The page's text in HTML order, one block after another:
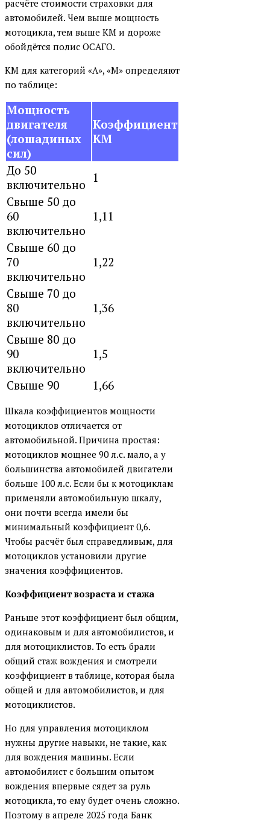
расчёте стоимости страховки для
автомобилей. Чем выше мощность
мотоцикла, тем выше КМ и дороже
обойдётся полис ОСАГО.
КМ для категорий «А», «М» определяют
по таблице:
Мощность
двигателя
(лошадиных
сил)
Коэффициент
КМ
До 50
включительно 1
Свыше 50 до
60
включительно
1,11
Свыше 60 до
70
включительно
1,22
Свыше 70 до
80
включительно
1,36
Свыше 80 до
90
включительно
1,5
Свыше 90 1,66
Шкала коэффициентов мощности
мотоциклов отличается от
автомобильной. Причина простая:
мотоциклов мощнее 90 л.с. мало, а у
большинства автомобилей двигатели
больше 100 л.с. Если бы к мотоциклам
применяли автомобильную шкалу,
они почти всегда имели бы
минимальный коэффициент 0,6.
Чтобы расчёт был справедливым, для
мотоциклов установили другие
значения коэффициентов.
Коэффициент возраста и стажа
Раньше этот коэффициент был общим,
одинаковым и для автомобилистов, и
для мотоциклистов. То есть брали
общий стаж вождения и смотрели
коэффициент в таблице, которая была
общей и для автомобилистов, и для
мотоциклистов.
Но для управления мотоциклом
нужны другие навыки, не такие, как
для вождения машины. Если
автомобилист с большим опытом
вождения впервые сядет за руль
мотоцикла, то ему будет очень сложно.
Поэтому в апреле 2025 года Банк